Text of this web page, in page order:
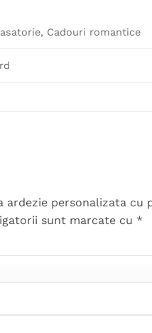
Cadouri romantice
personalizata cu
sunt marcate cu *